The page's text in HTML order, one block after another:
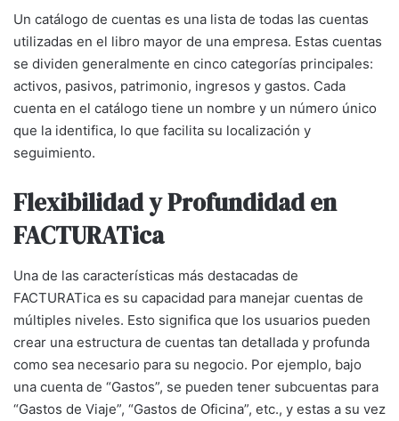
Un catálogo de cuentas es una lista de todas las cuentas
utilizadas en el libro mayor de una empresa. Estas cuentas
se dividen generalmente en cinco categorías principales:
activos, pasivos, patrimonio, ingresos y gastos. Cada
cuenta en el catálogo tiene un nombre y un número único
que la identifica, lo que facilita su localización y
seguimiento.
Flexibilidad y Profundidad en
FACTURATica
Una de las características más destacadas de
FACTURATica es su capacidad para manejar cuentas de
múltiples niveles. Esto significa que los usuarios pueden
crear una estructura de cuentas tan detallada y profunda
como sea necesario para su negocio. Por ejemplo, bajo
una cuenta de “Gastos”, se pueden tener subcuentas para
“Gastos de Viaje”, “Gastos de Oficina”, etc., y estas a su vez